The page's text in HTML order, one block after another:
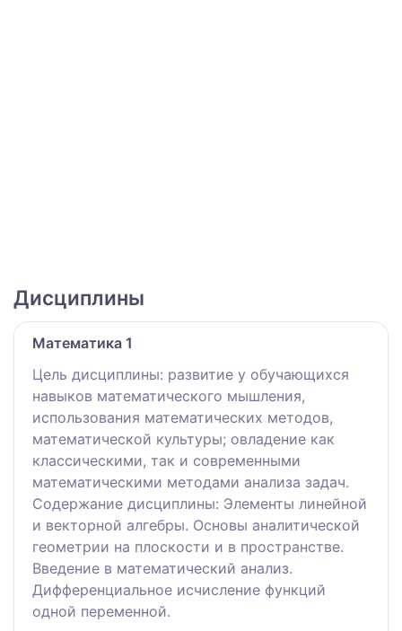
Дисциплины
Математика 1
Цель дисциплины: развитие у обучающихся
навыков математического мышления,
использования математических методов,
математической культуры; овладение как
классическими, так и современными
математическими методами анализа задач.
Содержание дисциплины: Элементы линейной
и векторной алгебры. Основы аналитической
геометрии на плоскости и в пространстве.
Введение в математический анализ.
Дифференциальное исчисление функций
одной переменной.